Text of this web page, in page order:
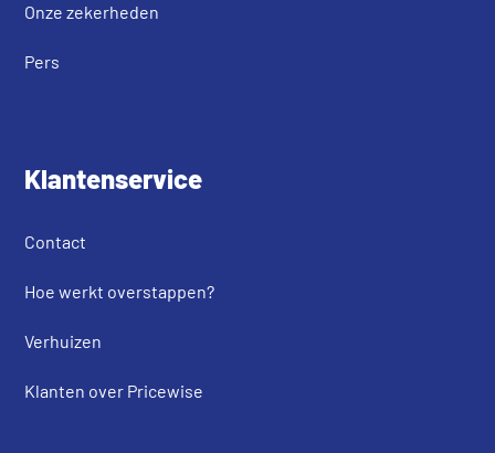
Onze zekerheden
Pers
Klantenservice
Contact
Hoe werkt overstappen?
Verhuizen
Klanten over Pricewise